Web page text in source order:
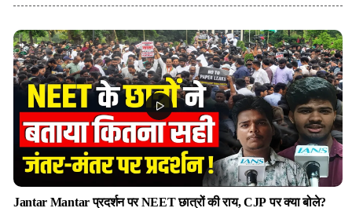
Jantar Mantar प्रदर्शन पर NEET छात्रों की राय, CJP पर क्या बोले?